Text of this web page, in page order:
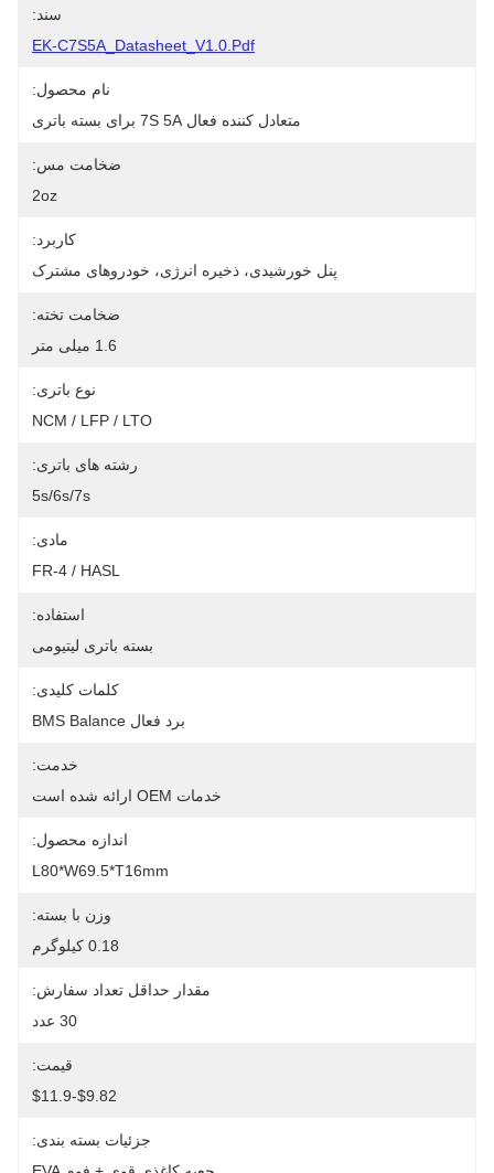
سند:
EK-C7S5A_Datasheet_V1.0.pdf
نام محصول:
متعادل کننده فعال 7S 5A برای بسته باتری
ضخامت مس:
2oz
کاربرد:
پنل خورشیدی، ذخیره انرژی، خودروهای مشترک
ضخامت تخته:
1.6 میلی متر
نوع باتری:
NCM / LFP / LTO
رشته های باتری:
5s/6s/7s
مادی:
FR-4 / HASL
استفاده:
بسته باتری لیتیومی
کلمات کلیدی:
برد فعال BMS Balance
خدمت:
خدمات OEM ارائه شده است
اندازه محصول:
L80*W69.5*T16mm
وزن با بسته:
0.18 کيلوگرم
مقدار حداقل تعداد سفارش:
30 عدد
قیمت:
$9.82-$11.9
جزئیات بسته بندی: